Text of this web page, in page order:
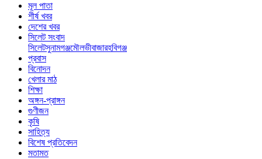
মূল পাতা
শীর্ষ খবর
দেশের খবর
সিলেট সংবাদ
সিলেটসুনামগঞ্জমৌলভীবাজারহবিগঞ্জ
প্রবাস
বিনোদন
খেলার মাঠ
শিক্ষা
অঙ্গন-প্রাঙ্গন
গুণীজন
কৃষি
সাহিত্য
বিশেষ প্রতিবেদন
মতামত